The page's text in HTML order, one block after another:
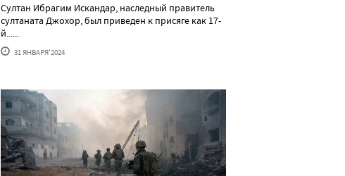
Султан Ибрагим Искандар, наследный правитель
султаната Джохор, был приведен к присяге как 17-
й......
31 ЯНВАРЯ'2024